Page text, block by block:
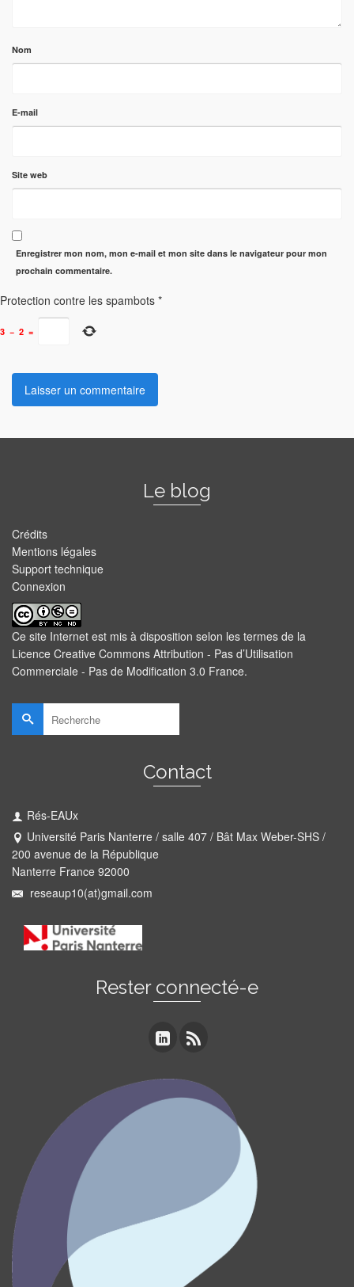
Nom
E-mail
Site web
Enregistrer mon nom, mon e-mail et mon site dans le navigateur pour mon
prochain commentaire.
Protection contre les spambots *
3 − 2 =
Le blog
Crédits
Mentions légales
Support technique
Connexion
Ce site Internet est mis à disposition selon les termes de la
Licence Creative Commons Attribution - Pas d’Utilisation
Commerciale - Pas de Modification 3.0 France.
Rechercher :
Contact
Rés-EAUx
Université Paris Nanterre / salle 407 / Bât Max Weber-SHS /
200 avenue de la République
Nanterre France 92000
reseaup10(at)gmail.com
Rester connecté-e